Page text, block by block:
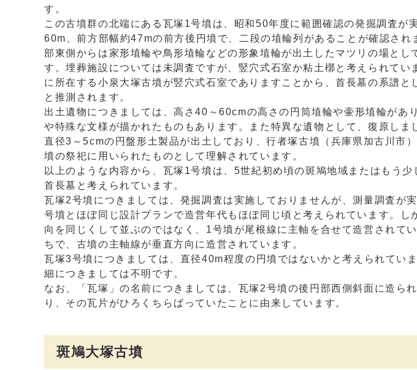
す。
この古墳群の北端にある瓦塚1号墳は、昭和50年度に範囲確認の発掘調査が
60m、前方部幅約47mの前方後円墳で、二段の埴輪列があることが確認され
部東側からは家形埴輪や鳥形埴輪などの形象埴輪が出土したマツリの場とし
す。埋葬施設については未調査ですが、竪穴式石室か粘土槨と考えられてい
に所在する小泉大塚古墳が竪穴式石室でありますことから、首長墓の系譜と
と推測されます。
出土遺物につきましては、高さ40～60cmの高さの円筒埴輪や壷形埴輪があ
や特殊な文様が描かれたものもあります。また特異な遺物として、復原し
直径3～5cmの円盤形土製品が出土しており、行者塚古墳（兵庫県加古川市
墳の祭祀に用いられたものとして理解されています。
以上のような内容から、瓦塚1号墳は、5世紀初め頃の斑鳩地域またはもう
首長墓と考えられています。
瓦塚2号墳につきましては、発掘調査は実施しておりませんが、測量調査が
号墳とほぼ同じ設計プランで造営年代もほぼ同じ頃と考えられています。し
向を同じくして並ぶのではなく、1号墳が尾根線に主軸を合せて造営されて
ちで、古墳の主軸線が垂直方向に造営されています。
瓦塚3号墳につきましては、直径40m程度の円墳ではないかと考えられてい
細につきましては不明です。
なお、「瓦塚」の名前につきましては、瓦塚2号墳の後円部西側斜面に造ら
り、その瓦片がひろくちらばっていたことに由来しています。
斑鳩大塚古墳